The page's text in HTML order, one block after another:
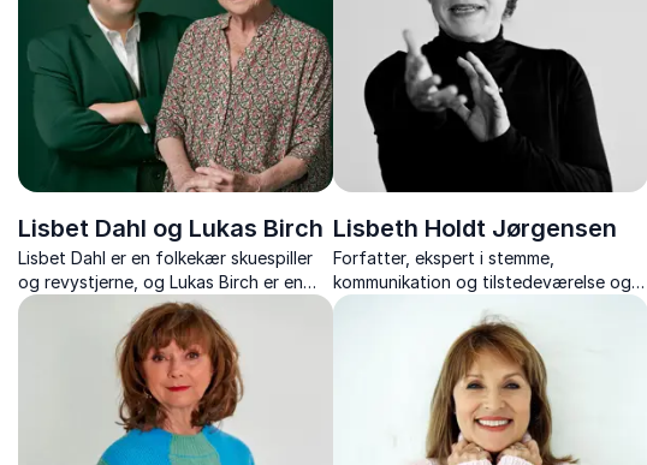
Lisbet Dahl og Lukas Birch
Lisbet Dahl er en folkekær skuespiller
og revystjerne, og Lukas Birch er en
kendt skikkelse i dansk kulturliv, som
revydirektør, forfatter og kulturel
iværksætter.
Lisbeth Holdt Jørgensen
Forfatter, ekspert i stemme,
kommunikation og tilstedeværelse og
foredragsholder med fokus på nærvær